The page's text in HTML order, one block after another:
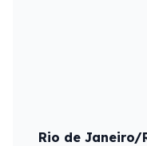
Rio de Janeiro/